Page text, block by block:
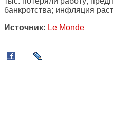
банкротства; инфляция
Источник: Le Monde